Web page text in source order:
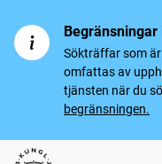
Sökträffar som
omfattas av
tjänsten när du
begränsningen.